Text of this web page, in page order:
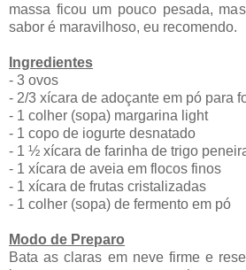
massa ficou um pouco pesada,
sabor é maravilhoso, eu recomendo.
Ingredientes
- 3 ovos
- 2/3 xícara de adoçante em pó para
- 1 colher (sopa) margarina light
- 1 copo de iogurte desnatado
- 1 ½ xícara de farinha de trigo
- 1 xícara de aveia em flocos finos
- 1 xícara de frutas cristalizadas
- 1 colher (sopa) de fermento em pó
Modo de Preparo
Bata as claras em neve firme e